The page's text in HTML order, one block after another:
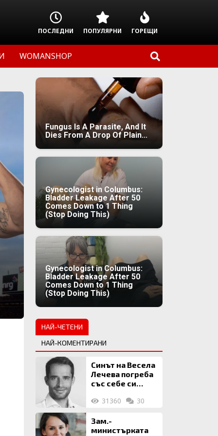
ПОСЛЕДНИ ПОПУЛЯРНИ ГОРЕЩИ
WOMANSHOP
Fungus Is A Parasite, And It
Dies From A Drop Of Plain...
Gynecologist in Columbus:
Bladder Leakage After 50
Comes Down to 1 Thing
(Stop Doing This)
Gynecologist in Columbus:
Bladder Leakage After 50
Comes Down to 1 Thing
(Stop Doing This)
НАЙ-ЧЕТЕНИ
НАЙ-КОМЕНТИРАНИ
Синът на Весела
Лечева погреба
със себе си
млн. евро
31360 30
Зам.-
министърката